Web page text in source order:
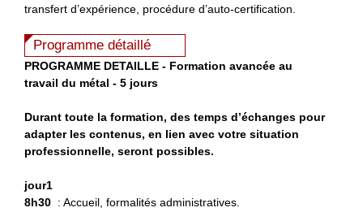
transfert d’expérience, procédure d’auto-certification.
Programme détaillé
PROGRAMME DETAILLE - Formation avancée au
travail du métal - 5 jours
Durant toute la formation, des temps d’échanges pour
adapter les contenus, en lien avec votre situation
professionnelle, seront possibles.
jour1
8h30 : Accueil, formalités administratives.